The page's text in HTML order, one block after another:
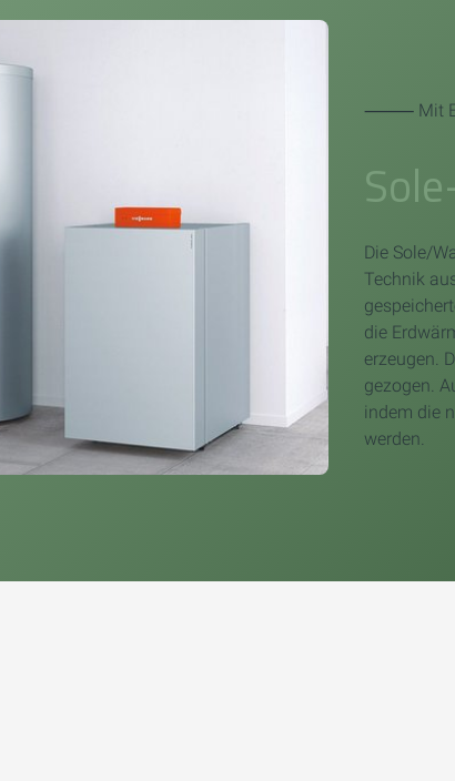
⸻ Mit
Die Sole/
Technik
die
erzeugen.
gezogen.
indem die
werden.